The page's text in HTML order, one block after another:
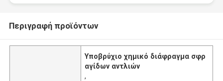
Περιγραφή προϊόντων
Υποβρύχιο χημικό διάφραγμα σφρ
αγίδων αντλιών
,